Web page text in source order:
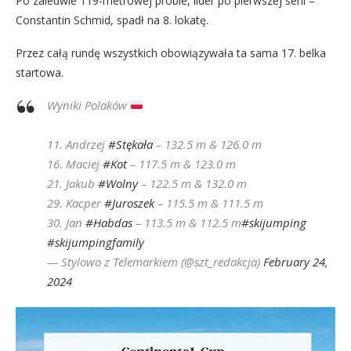
Constantin Schmid, spadł na 8. lokatę.
Przez całą rundę wszystkich obowiązywała ta sama 17. belka
startowa.
Wyniki Polaków
11. Andrzej #Stękała – 132.5 m & 126.0 m
16. Maciej #Kot– 117.5 m & 123.0 m
21. Jakub #Wolny– 122.5 m & 132.0 m
29. Kacper#Juroszek– 115.5 m & 111.5 m
30. Jan #Habdas – 113.5 m & 112.5 m#skijumping
#skijumpingfamily
— Stylowo z Telemarkiem (@szt_redakcja) February 24,
2024